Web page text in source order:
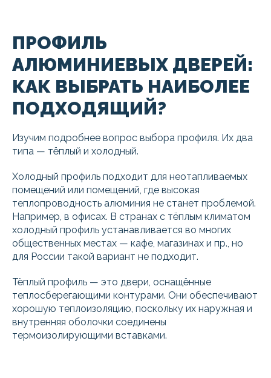
ПРОФИЛЬ
АЛЮМИНИЕВЫХ ДВЕРЕЙ:
КАК ВЫБРАТЬ НАИБОЛЕЕ
ПОДХОДЯЩИЙ?
Изучим подробнее вопрос выбора профиля. Их два
типа — тёплый и холодный.
Холодный профиль подходит для неотапливаемых
помещений или помещений, где высокая
теплопроводность алюминия не станет проблемой.
Например, в офисах. В странах с тёплым климатом
холодный профиль устанавливается во многих
общественных местах — кафе, магазинах и пр., но
для России такой вариант не подходит.
Тёплый профиль — это двери, оснащённые
теплосберегающими контурами. Они обеспечивают
хорошую теплоизоляцию, поскольку их наружная и
внутренняя оболочки соединены
термоизолирующими вставками.